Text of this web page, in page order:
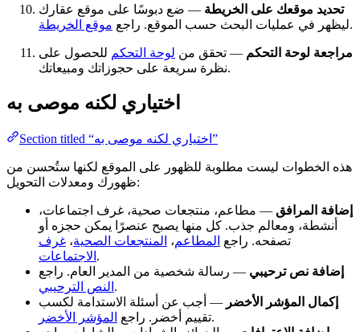
تحديد موقعك على الخريطة — ضع دبوسًا على موقع عقارك
ليظهر في عمليات البحث حسب الموقع. راجع موقع الخريطة .
مراجعة لوحة التحكم — تحقق من لوحة التحكم للحصول على
نظرة سريعة على حجوزاتك ومبيعاتك.
اختياري لكنه موصى به
Section titled “اختياري لكنه موصى به”
هذه الخطوات ليست مطلوبة للظهور على الموقع لكنها ستُحسن من
ظهورك ومعدلات التحويل:
إضافة المرافق — مطاعم، منتجعات صحية، غرف اجتماعات،
أنشطة، ومعالم جذب. كل منها يصبح عنصرًا يمكن حجزه أو
تصفحه. راجع المطاعم، المنتجعات الصحية، غرف
الاجتماعات .
إضافة نص ترحيبي — رسالة شخصية من المدير العام. راجع
النص الترحيبي .
إكمال المؤشر الأخضر — أجب عن أسئلة الاستدامة لكسب
تقييم أخضر. راجع المؤشر الأخضر
.